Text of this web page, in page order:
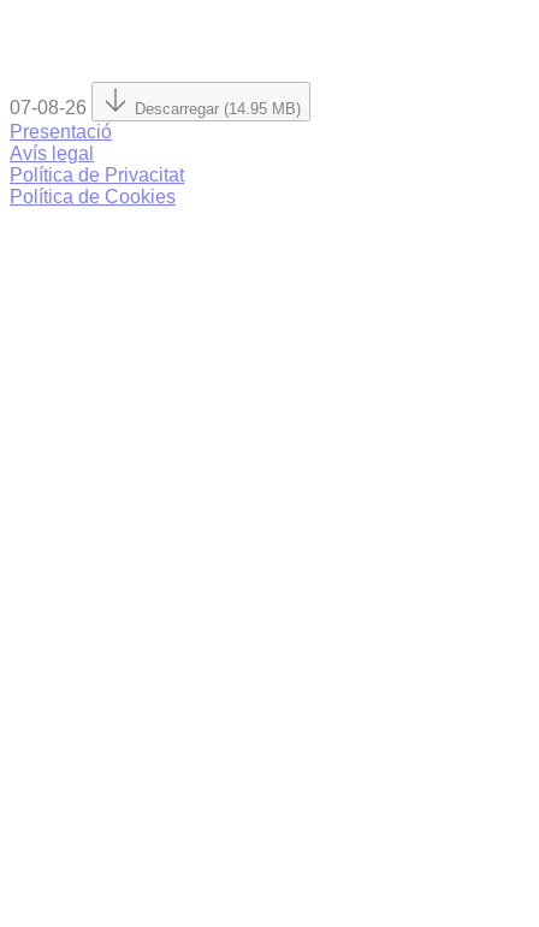
07-08-26 Descarregar (14.95 MB)
Presentació
Avís legal
Política de Privacitat
Política de Cookies